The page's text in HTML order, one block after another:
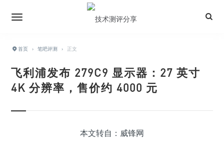
首页 › 笔吧评测 › 正文
飞利浦发布 279C9 显示器：27 英寸
4K 分辨率，售价约 4000 元
本文转自：威锋网